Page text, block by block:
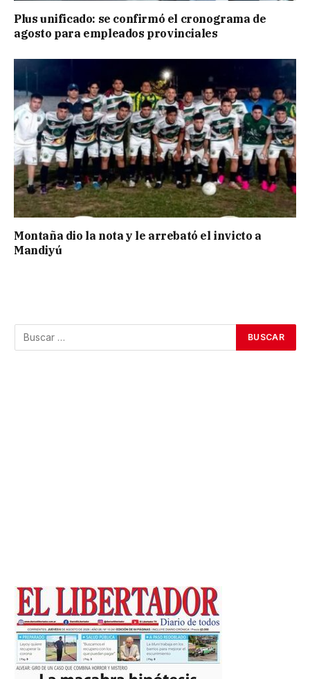
Plus unificado: se confirmó el cronograma de
agosto para empleados provinciales
Montaña dio la nota y le arrebató el invicto a
Mandiyú